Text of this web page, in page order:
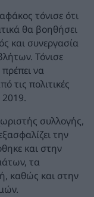
τόνισε ότι
θα βοηθήσει
και συνεργασία
Τόνισε
να
τις πολιτικές
συλλογής,
την
και στην
τα
καθώς και στην